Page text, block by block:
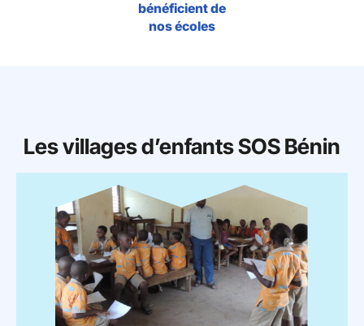
bénéficient de
nos écoles
Les villages d’enfants SOS Bénin